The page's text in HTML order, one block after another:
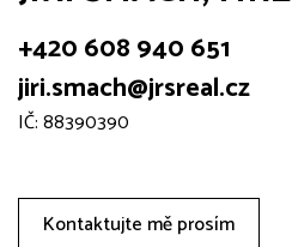
+420 608 940 651
jiri.smach@jrsreal.cz
IČ: 88390390
Kontaktujte mě prosím